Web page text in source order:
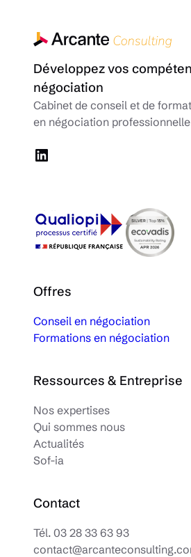
Développez vos
négociation
Cabinet de conseil et de
en négociation
LinkedIn
Offres
Conseil en négociation
Formations en négociation
Ressources & Entreprise
Nos expertises
Qui sommes nous
Actualités
Sof-ia
Contact
Tél. 03 28 33 63 93